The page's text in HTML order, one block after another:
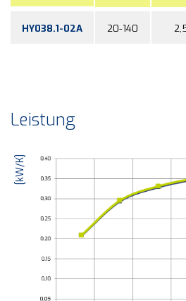
HY038.1-02A 20-140
Leistung
[kW/K]